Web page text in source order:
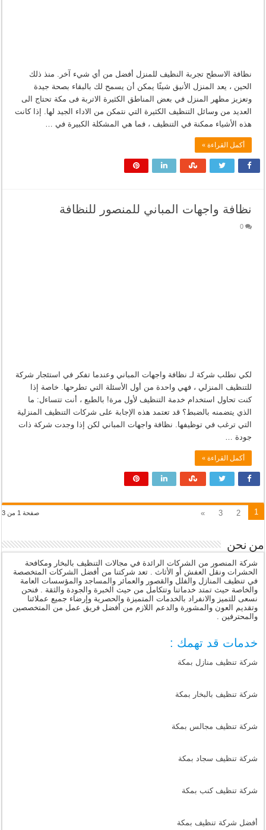
نظافة الاسطح تجربة النظيف للمنزل أفضل من أي شيء آخر. منذ ذلك
الحين ، يعد المنزل الأنيق شيئًا يمكن أن يسمح لك بالبقاء بصحة جيدة
وتعزيز مظهر المنزل في بعض المناطق الكثيرة الاتربة فى مكة تحتاج الى
العديد من وسائل التنظيف الكثيرة التي نتمكن من الاداء الجيد لها. إذا كانت
هذه الأشياء ممكنة في التنظيف ، فما هي المشكلة الكبيرة في …
أكمل القراءة »
نظافة واجهات المباني للمنصور للنظافة
0
لكي تطلب شركة لـ نظافة واجهات المباني وعندما تفكر في استئجار شركة
للتنظيف المنزلي ، فهي واحدة من أول الأسئلة التي تطرحها. خاصة إذا
كنت تحاول استخدام خدمة التنظيف لأول مرة! بالطبع ، أنت تتساءل: ما
الذي يتضمنه بالضبط؟ قد تعتمد هذه الإجابة على شركات التنظيف المنزلية
التي ترغب في توظيفها. نظافة واجهات المباني لكن إذا وجدت شركة ذات
جودة …
أكمل القراءة »
صفحة 1 من 3 1
2
3
»
من نحن
شركة المنصور من الشركات الرائدة في مجالات التنظيف بالبخار ومكافحة
الحشرات ونقل العفش أو الأثاث . تعد شركتنا من أفضل الشركات المتخصصة
في تنظيف المنازل والفلل والقصور والعمائر والمساجد والمؤسسات العامة
والخاصة حيث تمتد خدماتنا وتتكامل من حيث الخبرة والجودة والثقة . فنحن
نسعى للتميز والانفراد بالخدمات المتميزة والحصرية وإرضاء جميع عملائنا
وتقديم العون والمشورة والدعم اللازم من أفضل فريق عمل من المتخصصين
والمحترفين .
خدمات قد تهمك :
شركة تنظيف منازل بمكة
شركة تنظيف بالبخار بمكة
شركة تنظيف مجالس بمكة
شركة تنظيف سجاد بمكة
شركة تنظيف كنب بمكة
أفضل شركة تنظيف بمكة